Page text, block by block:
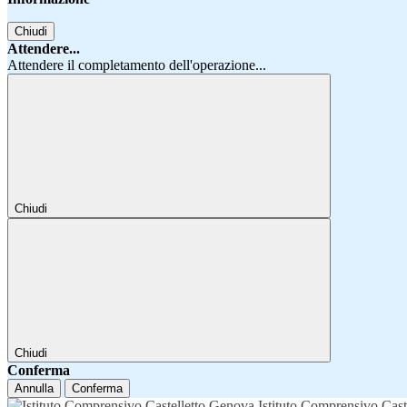
Chiudi
Attendere...
Attendere il completamento dell'operazione...
Chiudi
Chiudi
Conferma
Annulla Conferma